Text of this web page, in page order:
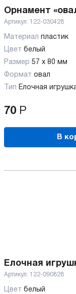
Орнамент
Артикул: 122-030428
Материал пластик
Цвет белый
Размер 57 x 80 мм
Формат овал
Тип Елочная
70 Р
В
Елочная
Артикул: 122-090828
Цвет белый